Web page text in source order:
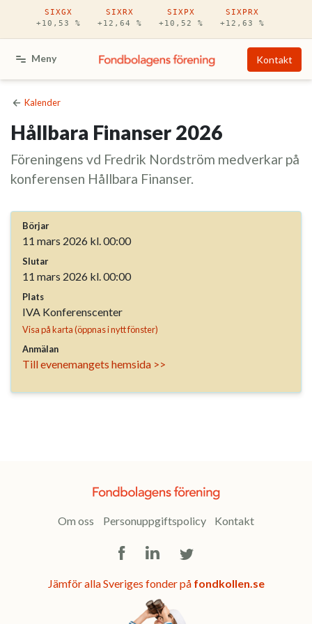
Hoppa till huvudinnehåll
SIXGX
+10,53 %
SIXRX
+12,64 %
SIXPX
+10,52 %
SIXPRX
+12,63 %
Meny Kontakt
Kalender
Hållbara Finanser 2026
Föreningens vd Fredrik Nordström medverkar på
konferensen Hållbara Finanser.
Börjar
11 mars 2026 kl. 00:00
Slutar
11 mars 2026 kl. 00:00
Plats
IVA Konferenscenter
Visa på karta (öppnas i nytt fönster)
Anmälan
Till evenemangets hemsida >>
Om oss Personuppgiftspolicy Kontakt
FacebookLinkedIn
Jämför alla Sveriges fonder på fondkollen.se